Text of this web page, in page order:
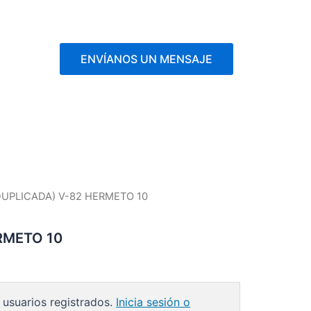
ENVÍANOS UN MENSAJE
V-82 HERMETO 10
10
registrados. Inicia sesión o